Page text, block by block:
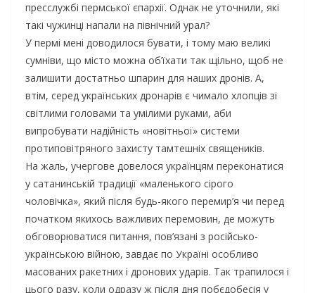
пресслужбі пермської єпархії. Однак не уточнили, які
такі чужинці напали на північний урал?
У пермі мені доводилося бувати, і тому маю великі
сумніви, що місто можна об’їхати так щільно, щоб не
залишити достатньо шпарин для наших дронів. А,
втім, серед українських дронарів є чимало хлопців зі
світлими головами та умілими руками, аби
випробувати надійність «новітньої» системи
протиповітряного захисту тамтешніх священиків.
На жаль, учергове довелося українцям переконатися
у сатанинській традиції «маленького сірого
чоловічка», який після будь-якого перемир’я чи перед
початком якихось важливих перемовин, де можуть
обговорюватися питання, пов’язані з російсько-
українською війною, завдає по Україні особливо
масованих ракетних і дронових ударів. Так трапилося і
цього разу, коли одразу ж після дня побєдобесія у